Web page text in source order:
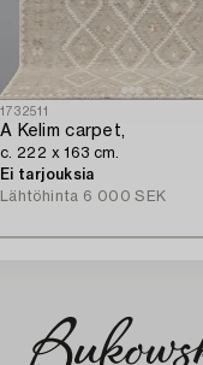
1732511
A Kelim carpet,
c. 222 x 163 cm.
Ei tarjouksia
Lähtöhinta 6 000 SEK